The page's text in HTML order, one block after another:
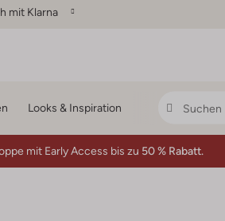
mit Klarna
Looks & Inspiration
mit Early Access bis zu 50 % Rabatt.